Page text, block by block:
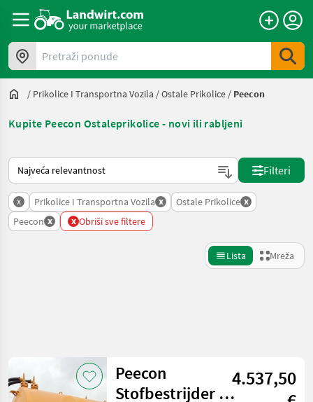
Pretraži ponude
/ Prikolice I Transportna Vozila /Ostale Prikolice / Peecon
Kupite Peecon Ostaleprikolice - novi ili rabljeni
Način na koji sortira Landwirt.com
Filteri
x Prikolice I Transportna Vozila x Ostale Prikolice x
Peecon x x Obriši sve filtere
Lista Mreža
Kategorija 4 Država
Peecon
Stofbestrijder -
4.537,50